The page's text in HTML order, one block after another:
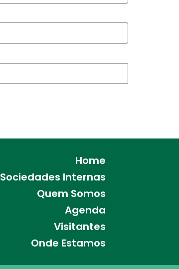
Home
Sociedades Internas
Quem Somos
Agenda
Visitantes
Onde Estamos